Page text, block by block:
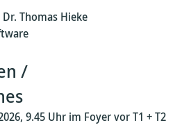
Thomas Hieke
/
9.45 Uhr im Foyer vor T1 + T2